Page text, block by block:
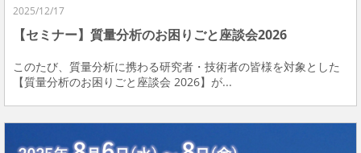
2025/12/17
【セミナー】質量分析のお困りごと座談会2026
このたび、質量分析に携わる研究者・技術者の皆様を対象とした
【質量分析のお困りごと座談会 2026】が...